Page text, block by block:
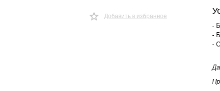
Добавить в избранное
-
-
-